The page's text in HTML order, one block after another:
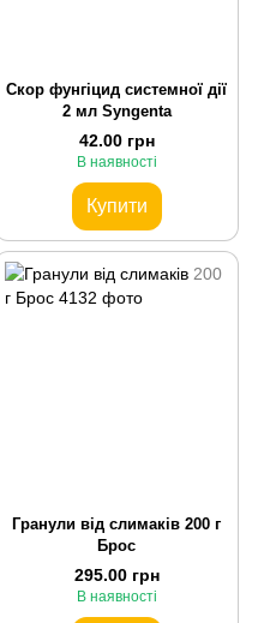
Скор фунгіцид системної дії
2 мл Syngenta
42.00 грн
В наявності
Купити
Гранули від слимаків 200 г
Брос
295.00 грн
В наявності